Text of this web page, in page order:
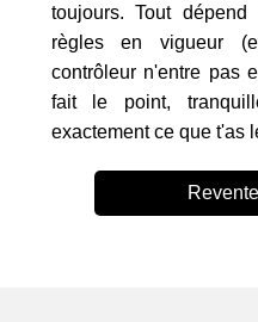
toujours. Tout
règles en vigueur
contrôleur n'entre pas
fait le point,
exactement ce que t'as